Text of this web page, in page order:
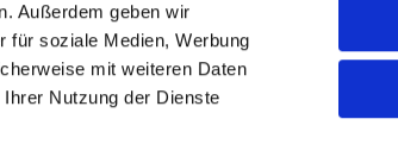
Außerdem geben wir
für soziale Medien, Werbung
mit weiteren Daten
Nutzung der Dienste
zur Barrierefreiheit